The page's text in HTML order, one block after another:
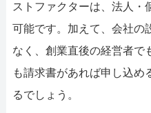
ストファクターは、法人・
可能です。加えて、会社の
なく、創業直後の経営者で
も請求書があれば申し込め
るでしょう。